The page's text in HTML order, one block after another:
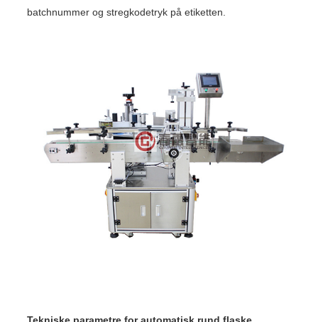
batchnummer og stregkodetryk på etiketten.